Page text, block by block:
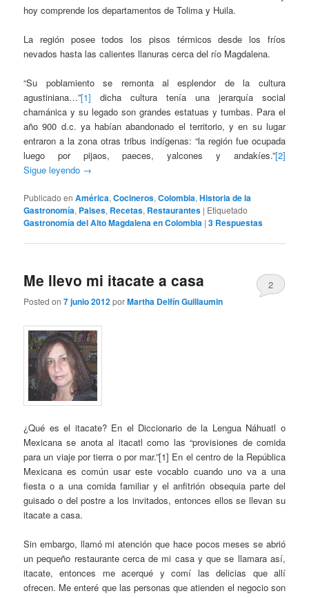
hoy comprende los departamentos de Tolima y Huila.
La región posee todos los pisos térmicos desde los fríos
nevados hasta las calientes llanuras cerca del río Magdalena.
“Su poblamiento se remonta al esplendor de la cultura
agustiniana…”[1] dicha cultura tenía una jerarquía social
chamánica y su legado son grandes estatuas y tumbas. Para el
año 900 d.c. ya habían abandonado el territorio, y en su lugar
entraron a la zona otras tribus indígenas: “la región fue ocupada
luego por pijaos, paeces, yalcones y andakíes.”[2]
Sigue leyendo →
Publicado en América,Cocineros,Colombia,Historia de la
Gastronomía, Paises, Recetas, Restaurantes | Etiquetado
Gastronomía del Alto Magdalena en Colombia |3 Respuestas
Me llevo mi itacate a casa
Posted on7 junio 2012porMartha Delfín Guillaumin
2
¿Qué es el itacate? En el Diccionario de la Lengua Náhuatl o
Mexicana se anota al itacatl como las “provisiones de comida
para un viaje por tierra o por mar.”[1] En el centro de la República
Mexicana es común usar este vocablo cuando uno va a una
fiesta o a una comida familiar y el anfitrión obsequia parte del
guisado o del postre a los invitados, entonces ellos se llevan su
itacate a casa.
Sin embargo, llamó mi atención que hace pocos meses se abrió
un pequeño restaurante cerca de mi casa y que se llamara así,
itacate, entonces me acerqué y comí las delicias que allí
ofrecen. Me enteré que las personas que atienden el negocio son